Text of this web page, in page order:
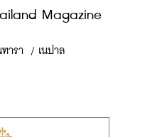
Magazine
ทารา / เนปาล